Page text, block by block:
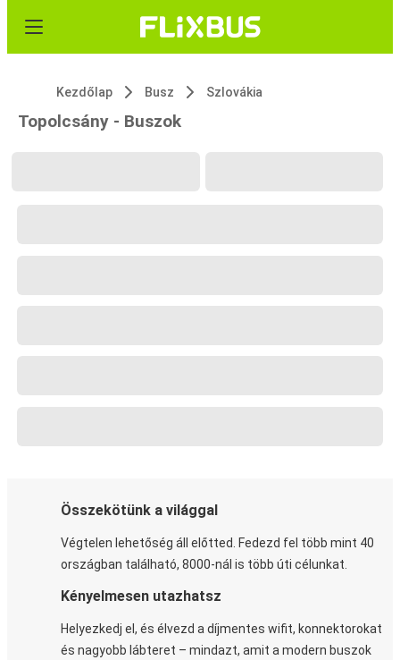
Kezdőlap Busz Szlovákia
Topolcsány - Buszok
Összekötünk a világgal
Végtelen lehetőség áll előtted. Fedezd fel több mint 40
országban található, 8000-nál is több úti célunkat.
Kényelmesen utazhatsz
Helyezkedj el, és élvezd a díjmentes wifit, konnektorokat
és nagyobb lábteret – mindazt, amit a modern buszok